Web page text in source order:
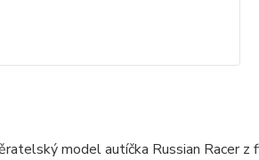
model autíčka Russian Racer z